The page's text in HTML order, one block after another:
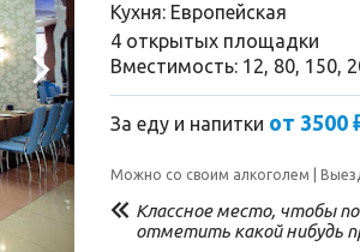
Кухня: Европейская
4 открытых площадки
Вместимость: 12, 80, 150,
За еду и напитки от 3500
Можно со своим алкоголем
Классное место, чтобы
отметить какой нибудь